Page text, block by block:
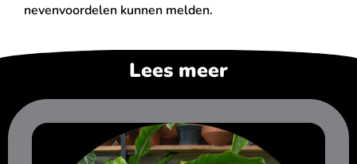
nevenvoordelen kunnen melden.
Lees meer